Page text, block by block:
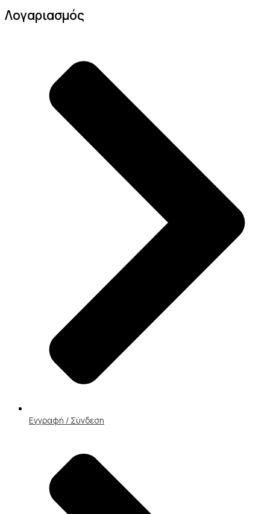
Λογαριασμός
Εγγραφή / Σύνδεση